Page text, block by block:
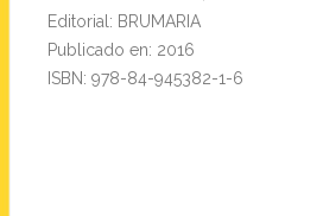
Editorial: BRUMARIA
Publicado en: 2016
ISBN: 978-84-945382-1-6